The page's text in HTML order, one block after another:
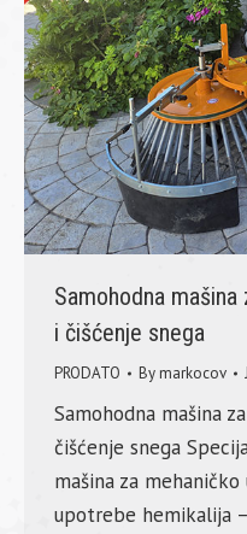
Samohodna
i čišćenje snega
PRODATO Bymarkocov
Samohodna mašina
čišćenje snega
mašina za
upotrebe hemikalija